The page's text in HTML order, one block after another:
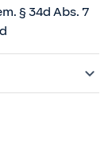
§ 34d Abs. 7